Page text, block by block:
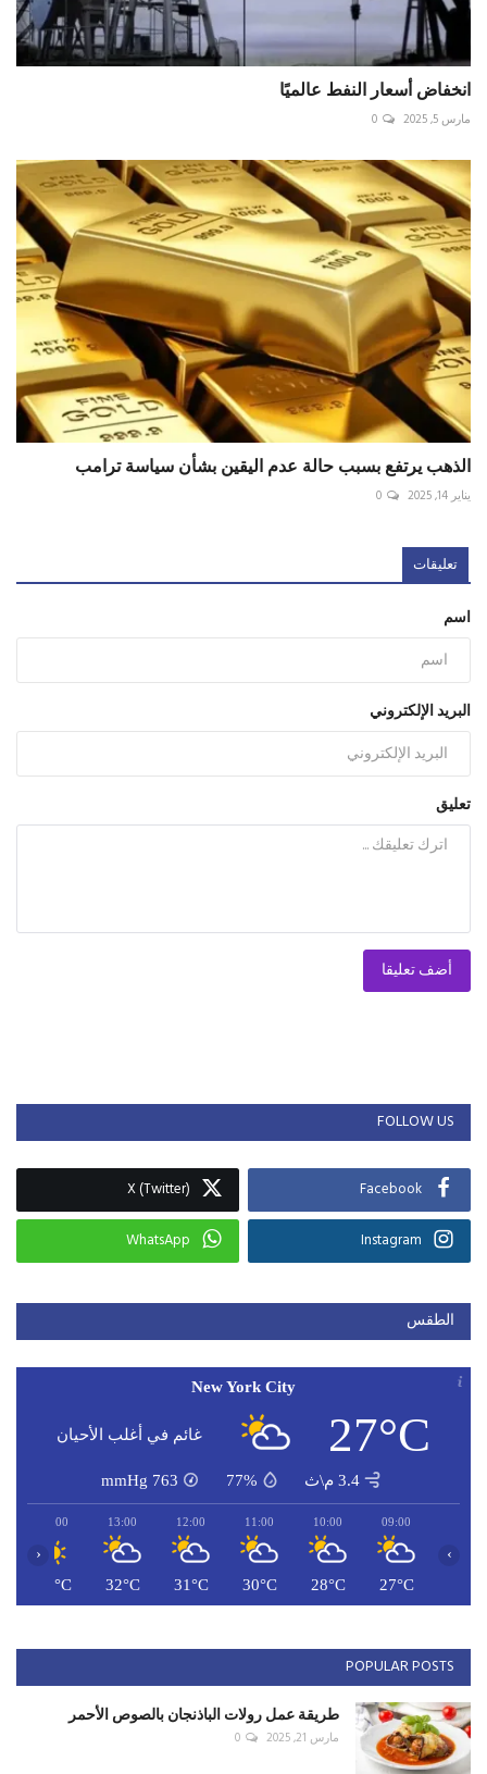
انخفاض أسعار النفط عالميًا
مارس 5, 2025 0
الذهب يرتفع بسبب حالة عدم اليقين بشأن سياسة ترامب
يناير 14, 2025 0
تعليقات
اسم
البريد الإلكتروني
تعليق
أضف تعليقا
FOLLOW US
Facebook
X (Twitter)
Instagram
WhatsApp
الطقس
New York City
27°C غائم في أغلب الأحيان
3.4 م\ث 77%
763
mmHg
09:00
27°C
10:00
28°C
11:00
30°C
12:00
31°C
13:00
32°C
14:00
32°C
‹ ›
POPULAR POSTS
طريقة عمل رولات الباذنجان بالصوص الأحمر
مارس 21, 2025 0